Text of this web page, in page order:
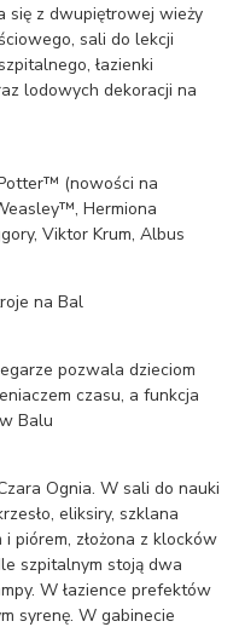
się z dwupiętrowej wieży
sali do lekcji
łazienki
lodowych dekoracji na
(nowości na
Hermiona
Viktor Krum, Albus
na Bal
pozwala dzieciom
czasu, a funkcja
Balu
Ognia. W sali do nauki
eliksiry, szklana
piórem, złożona z klocków
szpitalnym stoją dwa
W łazience prefektów
syrenę. W gabinecie